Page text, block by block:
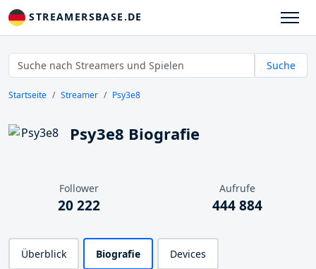
STREAMERSBASE.DE
Suche
Startseite Streamer Psy3e8
Psy3e8 Biografie
Follower
20 222
Aufrufe
444 884
Überblick Biografie Devices